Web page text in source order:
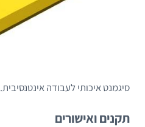
סיגמנט איכותי לעבודה אינטנסיבית.
תקנים ואישורים